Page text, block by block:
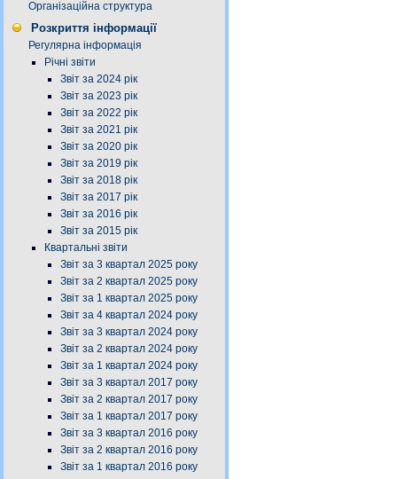
Організаційна структура
Розкриття інформації
Регулярна інформація
Річні звіти
Звіт за 2024 рік
Звіт за 2023 рік
Звіт за 2022 рік
Звіт за 2021 рік
Звіт за 2020 рік
Звіт за 2019 рік
Звіт за 2018 рік
Звіт за 2017 рік
Звіт за 2016 рік
Звіт за 2015 рік
Квартальні звіти
Звіт за 3 квартал 2025 року
Звіт за 2 квартал 2025 року
Звіт за 1 квартал 2025 року
Звіт за 4 квартал 2024 року
Звіт за 3 квартал 2024 року
Звіт за 2 квартал 2024 року
Звіт за 1 квартал 2024 року
Звіт за 3 квартал 2017 року
Звіт за 2 квартал 2017 року
Звіт за 1 квартал 2017 року
Звіт за 3 квартал 2016 року
Звіт за 2 квартал 2016 року
Звіт за 1 квартал 2016 року